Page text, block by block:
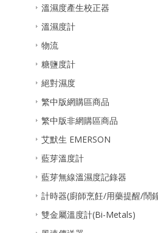
溫濕度產生校正器
溫濕度計
物流
糖鹽度計
絕對濕度
繁中版網購區商品
繁中版非網購區商品
艾默生 EMERSON
藍芽溫度計
藍芽無線溫濕度記錄器
計時器(廚師烹飪/用藥提醒/鬧
雙金屬溫度計(Bi-Metals)